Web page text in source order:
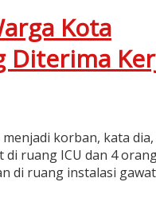
Kota
Diterima
korban, kata dia,
ruang ICU dan 4
di ruang instalasi